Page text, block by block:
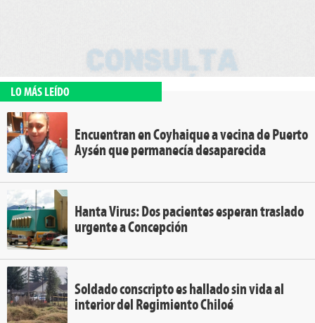
LO MÁS LEÍDO
Encuentran en Coyhaique a vecina de Puerto
Aysén que permanecía desaparecida
Hanta Virus: Dos pacientes esperan traslado
urgente a Concepción
Soldado conscripto es hallado sin vida al
interior del Regimiento Chiloé